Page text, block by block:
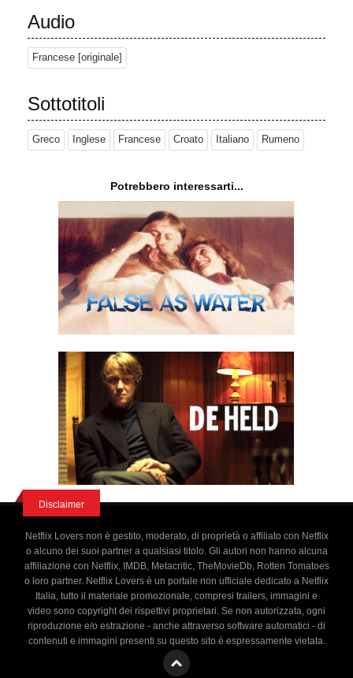
Audio
Francese [originale]
Sottotitoli
Greco Inglese Francese Croato Italiano Rumeno
Potrebbero interessarti...
Disclaimer
Netflix Lovers non è gestito, moderato, di proprietà o affiliato con Netflix
o alcuno dei suoi partner a qualsiasi titolo. Gli autori non hanno alcuna
affiliazione con Netflix, IMDB, Metacritic, TheMovieDb, Rotten Tomatoes
o loro partner. Netflix Lovers è un portale non ufficiale dedicato a Netflix
Italia, tutto il materiale promozionale, compresi trailers, immagini e
video sono copyright dei rispettivi proprietari. Se non autorizzata, ogni
riproduzione e/o estrazione - anche attraverso software automatici - di
contenuti e immagini presenti su questo sito è espressamente vietata.